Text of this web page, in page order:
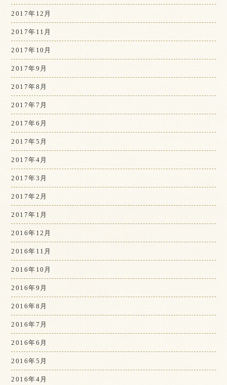
2017年12月
2017年11月
2017年10月
2017年9月
2017年8月
2017年7月
2017年6月
2017年5月
2017年4月
2017年3月
2017年2月
2017年1月
2016年12月
2016年11月
2016年10月
2016年9月
2016年8月
2016年7月
2016年6月
2016年5月
2016年4月